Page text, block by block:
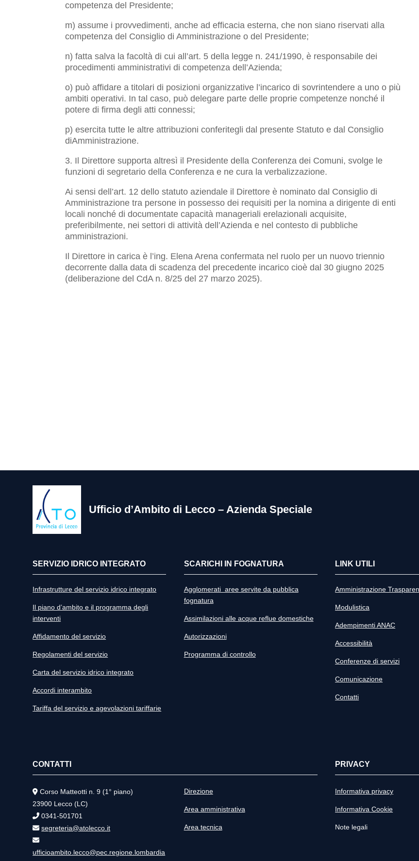
competenza del Presidente;
m) assume i provvedimenti, anche ad efficacia esterna, che non siano riservati alla
competenza del Consiglio di Amministrazione o del Presidente;
n) fatta salva la facoltà di cui all’art. 5 della legge n. 241/1990, è responsabile dei
procedimenti amministrativi di competenza dell’Azienda;
o) può affidare a titolari di posizioni organizzative l’incarico di sovrintendere a uno o più
ambiti operativi. In tal caso, può delegare parte delle proprie competenze nonché il
potere di firma degli atti connessi;
p) esercita tutte le altre attribuzioni conferitegli dal presente Statuto e dal Consiglio
diAmministrazione.
3. Il Direttore supporta altresì il Presidente della Conferenza dei Comuni, svolge le
funzioni di segretario della Conferenza e ne cura la verbalizzazione.
Ai sensi dell’art. 12 dello statuto aziendale il Direttore è nominato dal Consiglio di
Amministrazione tra persone in possesso dei requisiti per la nomina a dirigente di enti
locali nonché di documentate capacità manageriali erelazionali acquisite,
preferibilmente, nei settori di attività dell’Azienda e nel contesto di pubbliche
amministrazioni.
Il Direttore in carica è l’ing. Elena Arena confermata nel ruolo per un nuovo triennio
decorrente dalla data di scadenza del precedente incarico cioè dal 30 giugno 2025
(deliberazione del CdA n. 8/25 del 27 marzo 2025).
Ufficio d’Ambito di Lecco – Azienda Speciale
SERVIZIO IDRICO INTEGRATO
Infrastrutture del servizio idrico integrato
Il piano d’ambito e il programma degli
interventi
Affidamento del servizio
Regolamenti del servizio
Carta del servizio idrico integrato
Accordi interambito
Tariffa del servizio e agevolazioni tariffarie
SCARICHI IN FOGNATURA
Agglomerati aree servite da pubblica
fognatura
Assimilazioni alle acque reflue domestiche
Autorizzazioni
Programma di controllo
LINK UTILI
Amministrazione
Modulistica
Adempimenti ANAC
Accessibilità
Conferenze di servizi
Comunicazione
Contatti
CONTATTI PRIVACY
Corso Matteotti n. 9 (1° piano)
23900 Lecco (LC)
0341-501701
segreteria@atolecco.it
ufficioambito.lecco@pec.regione.lombardia
Direzione
Area amministrativa
Area tecnica
Informativa privacy
Informativa Cookie
Note legali